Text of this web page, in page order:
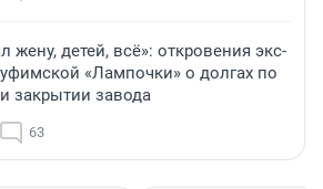
жену, детей, всё»: откровения экс-
уфимской «Лампочки» о долгах по
закрытии завода
63